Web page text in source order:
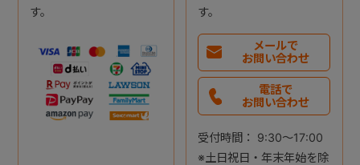
す。
す。
メールで
お問い合わせ
電話で
お問い合わせ
受付時間： 9:30～17:00
※土日祝日・年末年始を除